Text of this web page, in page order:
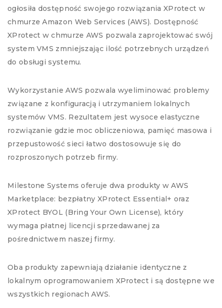
ogłosiła dostępność swojego rozwiązania XProtect w
chmurze Amazon Web Services (AWS). Dostępność
XProtect w chmurze AWS pozwala zaprojektować swój
system VMS zmniejszając ilość potrzebnych urządzeń
do obsługi systemu.
Wykorzystanie AWS pozwala wyeliminować problemy
związane z konfiguracją i utrzymaniem lokalnych
systemów VMS. Rezultatem jest wysoce elastyczne
rozwiązanie gdzie moc obliczeniowa, pamięć masowa i
przepustowość sieci łatwo dostosowuje się do
rozproszonych potrzeb firmy.
Milestone Systems oferuje dwa produkty w AWS
Marketplace: bezpłatny XProtect Essential+ oraz
XProtect BYOL (Bring Your Own License), który
wymaga płatnej licencji sprzedawanej za
pośrednictwem naszej firmy.
Oba produkty zapewniają działanie identyczne z
lokalnym oprogramowaniem XProtect i są dostępne we
wszystkich regionach AWS.